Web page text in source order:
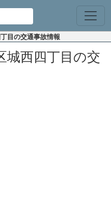
目の交通事故情報
城西四丁目の交